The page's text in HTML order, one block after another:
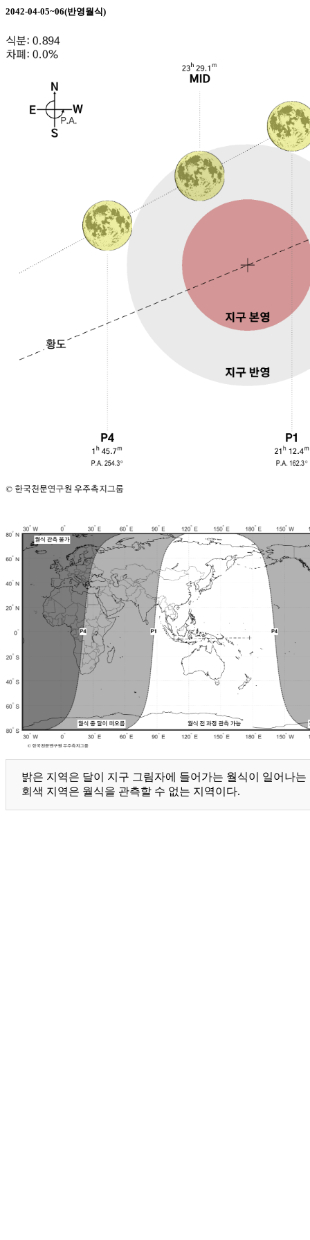
2042-04-05~06(반영월식)
밝은 지역은 달이 지구 그림자에 들어가는 월식이 일어나
회색 지역은 월식을 관측할 수 없는 지역이다.